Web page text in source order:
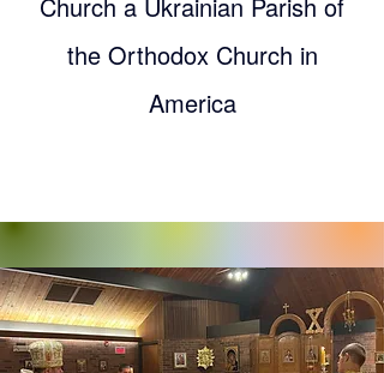
the Orthodox Church in
America